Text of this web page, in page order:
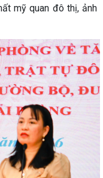
mỹ quan đô thị, ảnh